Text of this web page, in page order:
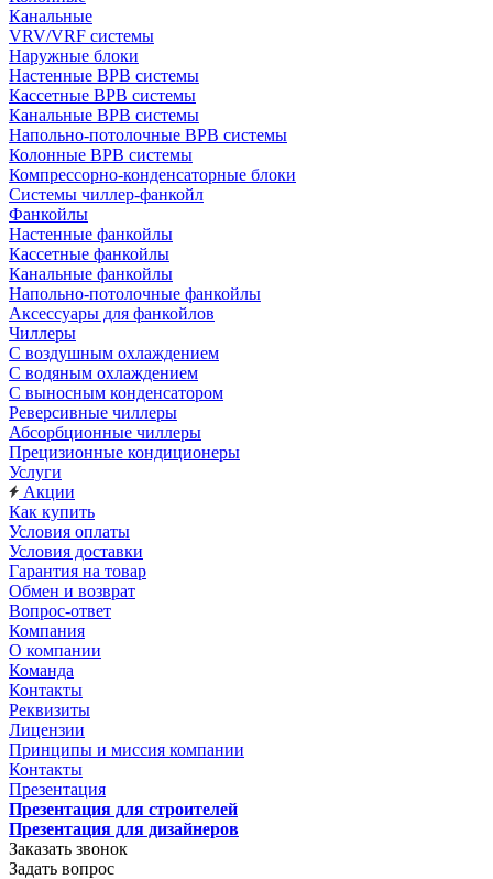
Канальные
VRV/VRF системы
Наружные блоки
Настенные ВРВ системы
Кассетные ВРВ системы
Канальные ВРВ системы
Напольно-потолочные ВРВ системы
Колонные ВРВ системы
Компрессорно-конденсаторные блоки
Системы чиллер-фанкойл
Фанкойлы
Настенные фанкойлы
Кассетные фанкойлы
Канальные фанкойлы
Напольно-потолочные фанкойлы
Аксессуары для фанкойлов
Чиллеры
С воздушным охлаждением
С водяным охлаждением
С выносным конденсатором
Реверсивные чиллеры
Абсорбционные чиллеры
Прецизионные кондиционеры
Услуги
Акции
Как купить
Условия оплаты
Условия доставки
Гарантия на товар
Обмен и возврат
Вопрос-ответ
Компания
О компании
Команда
Контакты
Реквизиты
Лицензии
Принципы и миссия компании
Контакты
Презентация
Презентация для строителей
Презентация для дизайнеров
Заказать звонок
Задать вопрос